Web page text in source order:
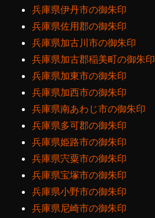
兵庫県伊丹市の御朱印
兵庫県佐用郡の御朱印
兵庫県加古川市の御朱印
兵庫県加古郡稲美町の御朱印
兵庫県加東市の御朱印
兵庫県加西市の御朱印
兵庫県南あわじ市の御朱印
兵庫県多可郡の御朱印
兵庫県姫路市の御朱印
兵庫県宍粟市の御朱印
兵庫県宝塚市の御朱印
兵庫県小野市の御朱印
兵庫県尼崎市の御朱印